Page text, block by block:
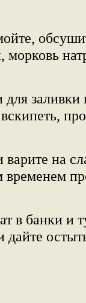
морковь
заливки
на
в банки и
дайте